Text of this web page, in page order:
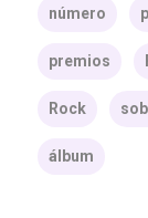
número
premios
Rock
álbum